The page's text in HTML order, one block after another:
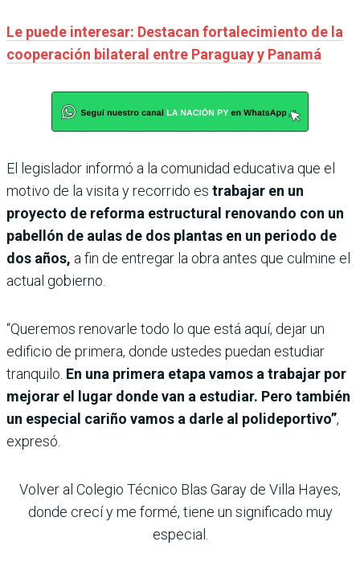
Le puede interesar: Destacan fortalecimiento de la
cooperación bilateral entre Paraguay y Panamá
El legislador informó a la comunidad educativa que el
motivo de la visita y recorrido es trabajar en un
proyecto de reforma estructural renovando con un
pabellón de aulas de dos plantas en un periodo de
dos años, a fin de entregar la obra antes que culmine el
actual gobierno.
“Queremos renovarle todo lo que está aquí, dejar un
edificio de primera, donde ustedes puedan estudiar
tranquilo. En una primera etapa vamos a trabajar por
mejorar el lugar donde van a estudiar. Pero también
un especial cariño vamos a darle al polideportivo”,
expresó.
Volver al Colegio Técnico Blas Garay de Villa Hayes,
donde crecí y me formé, tiene un significado muy
especial.